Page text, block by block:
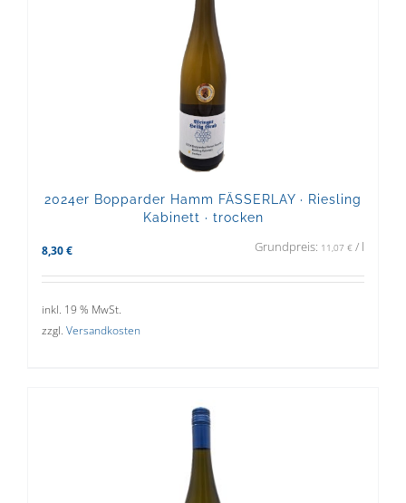
2024er Bopparder Hamm FÄSSERLAY · Riesling
Kabinett · trocken
8,30 € Grundpreis: 11,07 € / l
inkl. 19 % MwSt.
zzgl. Versandkosten